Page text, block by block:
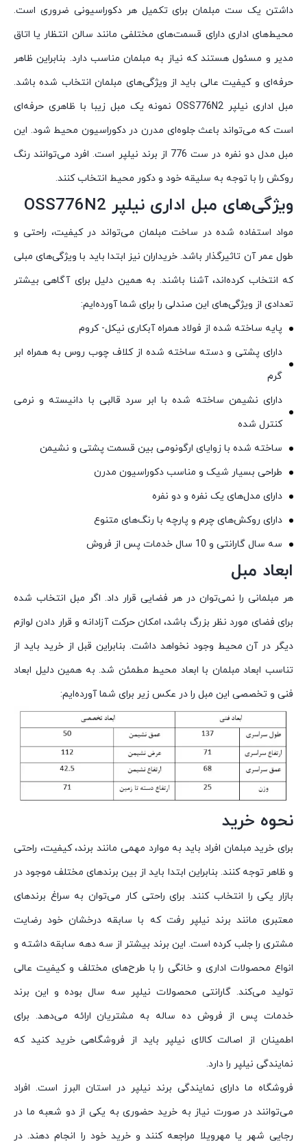
داشتن یک ست مبلمان برای تکمیل هر دکوراسیونی ضروری است.
محیط‌های اداری دارای قسمت‌های مختلفی مانند سالن انتظار یا اتاق
مدیر و مسئول هستند که نیاز به مبلمان مناسب دارد. بنابراین ظاهر
حرفه‌ای و کیفیت عالی باید از ویژگی‌های مبلمان انتخاب شده باشد.
مبل اداری نیلپر OSS776N2 نمونه یک مبل زیبا با ظاهری حرفه‌ای
است که می‌تواند باعث جلوه‌ای مدرن در دکوراسیون محیط شود. این
مبل مدل دو نفره در ست 776 از برند نیلپر است. افرد می‌توانند رنگ
روکش را با توجه به سلیقه خود و دکور محیط انتخاب کنند.
ویژگی‌های مبل اداری نیلپر OSS776N2
مواد استفاده شده در ساخت مبلمان می‌تواند در کیفیت، راحتی و
طول عمر آن تاثیرگذار باشد. خریداران نیز ابتدا باید با ویژگی‌های مبلی
که انتخاب کرده‌اند، آشنا باشند. به همین دلیل برای آگاهی بیشتر
تعدادی از ویژگی‌های این صندلی را برای شما آورده‌ایم:
پایه ساخته شده از فولاد همراه آبکاری نیکل- کروم
دارای پشتی و دسته ساخته شده از کلاف چوب روس به همراه ابر
گرم
دارای نشیمن ساخته شده با ابر سرد قالبی با دانیسته و نرمی
کنترل شده
ساخته شده با زوایای ارگونومی بین قسمت پشتی و نشیمن
طراحی بسیار شیک و مناسب دکوراسیون مدرن
دارای مدل‌های یک نفره و دو نفره
دارای روکش‌های چرم و پارچه با رنگ‌های متنوع
سه سال گارانتی و 10 سال خدمات پس از فروش
ابعاد مبل
هر مبلمانی را نمی‌توان در هر فضایی قرار داد. اگر مبل انتخاب شده
برای فضای مورد نظر بزرگ باشد، امکان حرکت آزادانه و قرار دادن لوازم
دیگر در آن محیط وجود نخواهد داشت. بنابراین قبل از خرید باید از
تناسب ابعاد مبلمان با ابعاد محیط مطمئن شد. به همین دلیل ابعاد
فنی و تخصصی این مبل را در عکس زیر برای شما آورده‌ایم:
نحوه خرید
برای خرید مبلمان افراد باید به موارد مهمی مانند برند، کیفیت، راحتی
و ظاهر توجه کنند. بنابراین ابتدا باید از بین برندهای مختلف موجود در
بازار یکی را انتخاب کنند. برای راحتی کار می‌توان به سراغ برندهای
معتبری مانند برند نیلپر رفت که با سابقه درخشان خود رضایت
مشتری را جلب کرده است. این برند بیشتر از سه دهه سابقه داشته و
انواع محصولات اداری و خانگی را با طرح‌های مختلف و کیفیت عالی
تولید می‌کند. گارانتی محصولات نیلپر سه سال بوده و این برند
خدمات پس از فروش ده ساله به مشتریان ارائه می‌دهد. برای
اطمینان از اصالت کالای نیلپر باید از فروشگاهی خرید کنید که
نمایندگی نیلپر را دارد.
فروشگاه ما دارای نمایندگی برند نیلپر در استان البرز است. افراد
می‌توانند در صورت نیاز به خرید حضوری به یکی از دو شعبه ما در
رجایی شهر یا مهرویلا مراجعه کنند و خرید خود را انجام دهند. در